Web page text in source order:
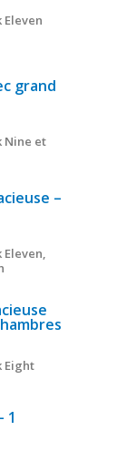
Eleven
grand
Nine et
–
Eleven,
Eight
1